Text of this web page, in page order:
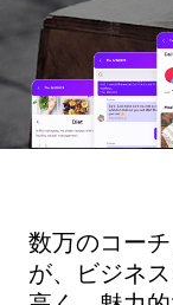
数万のコー
が、ビジネ